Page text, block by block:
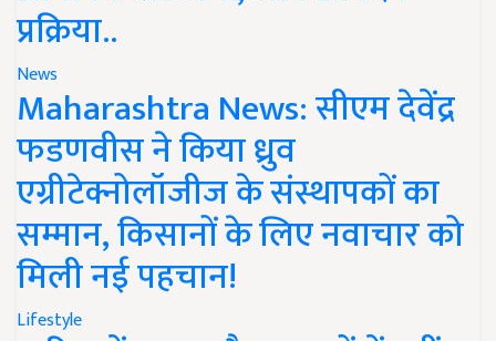
प्रक्रिया..
News
Maharashtra News: सीएम देवेंद्र
फडणवीस ने किया ध्रुव
एग्रीटेक्नोलॉजीज के संस्थापकों का
सम्मान, किसानों के लिए नवाचार को
मिली नई पहचान!
Lifestyle